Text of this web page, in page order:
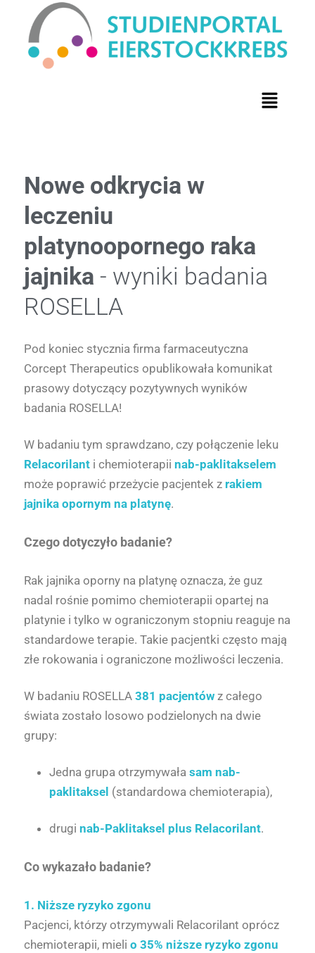
Nowe odkrycia w
leczeniu
platynoopornego raka
jajnika - wyniki badania
ROSELLA
Pod koniec stycznia firma farmaceutyczna
Corcept Therapeutics opublikowała komunikat
prasowy dotyczący pozytywnych wyników
badania ROSELLA!
W badaniu tym sprawdzano, czy połączenie leku
Relacorilant i chemioterapii nab-paklitakselem
może poprawić przeżycie pacjentek z rakiem
jajnika opornym na platynę.
Czego dotyczyło badanie?
Rak jajnika oporny na platynę oznacza, że guz
nadal rośnie pomimo chemioterapii opartej na
platynie i tylko w ograniczonym stopniu reaguje na
standardowe terapie. Takie pacjentki często mają
złe rokowania i ograniczone możliwości leczenia.
W badaniu ROSELLA 381 pacjentów z całego
świata zostało losowo podzielonych na dwie
grupy:
Jedna grupa otrzymywała sam nab-
paklitaksel (standardowa chemioterapia),
drugi nab-Paklitaksel plus Relacorilant.
Co wykazało badanie?
1. Niższe ryzyko zgonu
Pacjenci, którzy otrzymywali Relacorilant oprócz
chemioterapii, mieli o 35% niższe ryzyko zgonu